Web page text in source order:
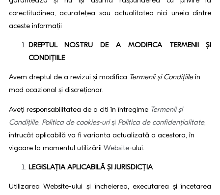
corectitudinea, acuratețea sau actualitatea nici uneia dintre
aceste informații
DREPTUL NOSTRU DE A MODIFICA TERMENII ȘI
CONDIȚIILE
Avem dreptul de a revizui şi modifica Termenii și Condițiileîn
mod ocazional și discreționar.
Aveţi responsabilitatea de a citi în întregime Termenii și
Condițiile, Politica de cookies-urişi Politica de confidenţialitate,
întrucât aplicabilă va fi varianta actualizată a acestora, în
vigoare la momentul utilizării Website-ului.
LEGISLAŢIA APLICABILĂ ŞI JURISDICŢIA
Utilizarea Website-ului şi încheierea, executarea și încetarea